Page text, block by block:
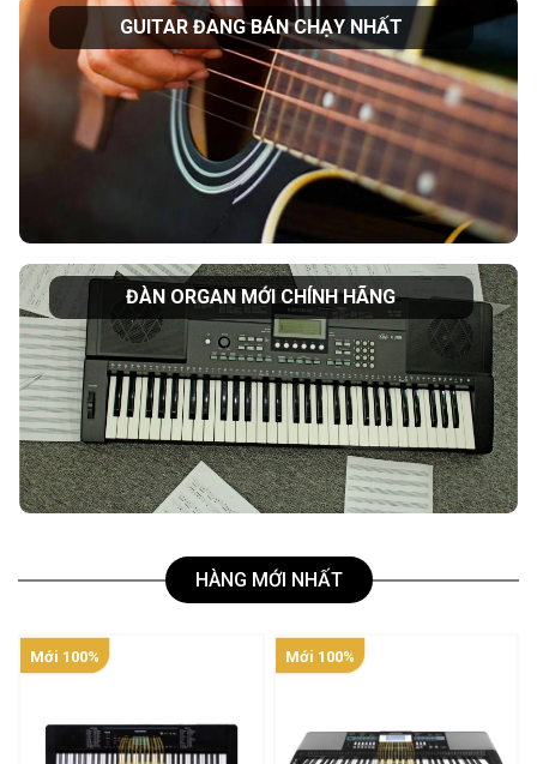
GUITAR ĐANG BÁN CHẠY NHẤT
ĐÀN ORGAN MỚI CHÍNH HÃNG
HÀNG MỚI NHẤT
Mới 100% Mới 100%